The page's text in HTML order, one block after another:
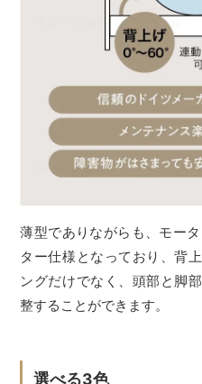
薄型でありながらも、モー
ター仕様となっており、背
ングだけでなく、頭部と脚
整することができます。
選べる3色